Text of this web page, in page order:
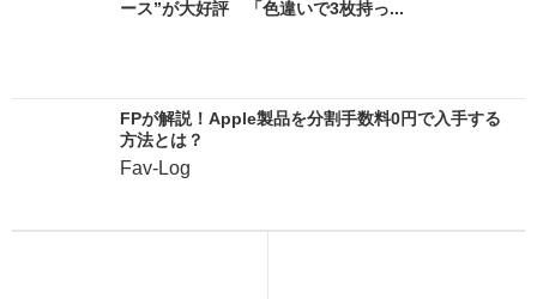
ース”が大好評 「色違いで3枚持っ...
FPが解説！Apple製品を分割手数料0円で入手する
方法とは？
Fav-Log